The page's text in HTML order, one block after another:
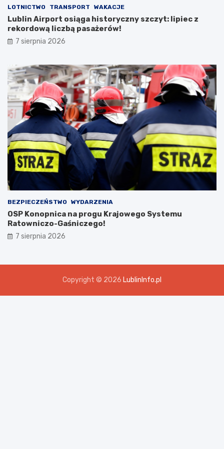
LOTNICTWO TRANSPORT WAKACJE
Lublin Airport osiąga historyczny szczyt: lipiec z
rekordową liczbą pasażerów!
7 sierpnia 2026
BEZPIECZEŃSTWO WYDARZENIA
OSP Konopnica na progu Krajowego Systemu
Ratowniczo-Gaśniczego!
7 sierpnia 2026
Copyright © 2026 LublinInfo.pl